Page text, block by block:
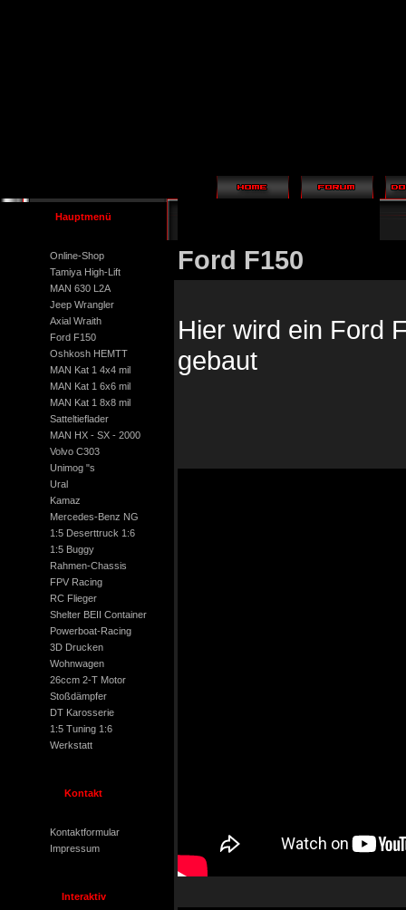
Hauptmenü
Online-Shop
Tamiya High-Lift
MAN 630 L2A
Jeep Wrangler
Axial Wraith
Ford F150
Oshkosh HEMTT
MAN Kat 1 4x4 mil
MAN Kat 1 6x6 mil
MAN Kat 1 8x8 mil
Satteltieflader
MAN HX - SX - 2000
Volvo C303
Unimog "s
Ural
Kamaz
Mercedes-Benz NG
1:5 Deserttruck 1:6
1:5 Buggy
Rahmen-Chassis
FPV Racing
RC Flieger
Shelter BEII Container
Powerboat-Racing
3D Drucken
Wohnwagen
26ccm 2-T Motor
Stoßdämpfer
DT Karosserie
1:5 Tuning 1:6
Werkstatt
Kontakt
Kontaktformular
Impressum
Interaktiv
Ford F150
Hier wird ein Ford
gebaut